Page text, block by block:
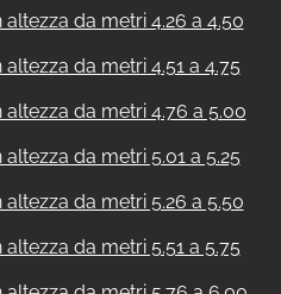
da metri 4.26 a 4.50
da metri 4.51 a 4.75
da metri 4.76 a 5.00
da metri 5.01 a 5.25
da metri 5.26 a 5.50
da metri 5.51 a 5.75